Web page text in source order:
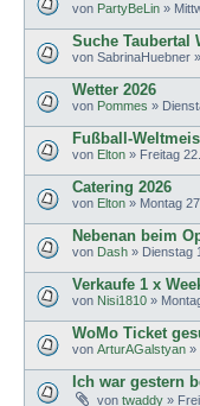
von PartyBeLin »
Suche Taubertal
von SabrinaHuebner »
Wetter 2026
von Pommes »
Fußball-
von Elton » Freitag
Catering 2026
von Elton » Montag
Nebenan beim
von Dash » Dienstag
Verkaufe 1 x
von Nisi1810 »
WoMo Ticket
von ArturAGalstyan »
Ich war gestern
von twaddy »